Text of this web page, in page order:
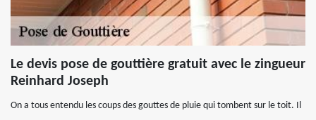
Le devis pose de gouttière gratuit avec le zingueur
Reinhard Joseph
On a tous entendu les coups des gouttes de pluie qui tombent sur le toit. Il